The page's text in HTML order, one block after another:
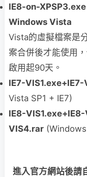
IE8-on-XPSP3.exe
Windows Vista
Vista的虛擬檔案是
案合併後才能使用
啟用起90天。
IE7-
Vista SP1 + IE7)
IE8-
VIS4.rar
進入官方網站後請